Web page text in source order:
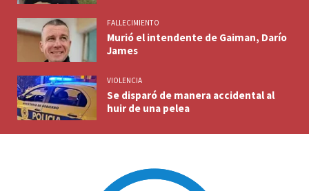
FALLECIMIENTO
Murió el intendente de Gaiman, Darío
James
VIOLENCIA
Se disparó de manera accidental al
huir de una pelea